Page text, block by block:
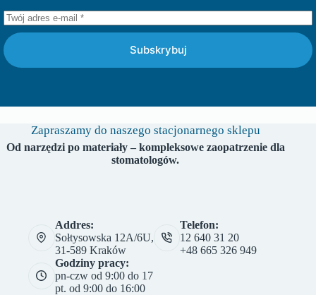
Subskrybuj
Zapraszamy do naszego stacjonarnego sklepu
Od narzędzi po materiały – kompleksowe zaopatrzenie dla
stomatologów.
Addres:
Sołtysowska 12A/6U,
31-589 Kraków
Telefon:
12 640 31 20
+48 665 326 949
Godziny pracy:
pn-czw od 9:00 do 17
pt. od 9:00 do 16:00